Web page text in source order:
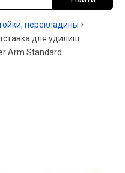
перекладины
для удилищ
Arm Standard